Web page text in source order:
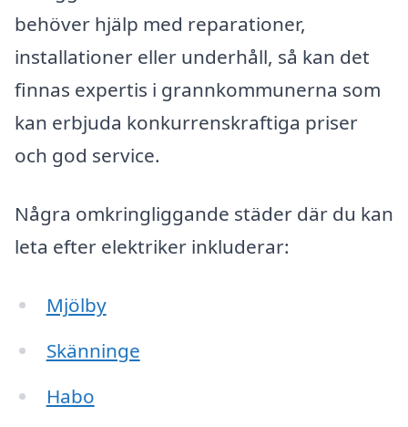
behöver hjälp med reparationer,
installationer eller underhåll, så kan det
finnas expertis i grannkommunerna som
kan erbjuda konkurrenskraftiga priser
och god service.
Några omkringliggande städer där du kan
leta efter elektriker inkluderar:
Mjölby
Skänninge
Habo